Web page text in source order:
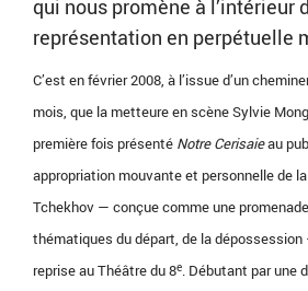
qui nous promène à l’intérieur
représentation en perpétuelle
C’est en février 2008, à l’issue d’un
mois, que la metteure en scène Sylvie
première fois présenté Notre Cerisaieau
appropriation mouvante et personnelle de la
Tchekhov — conçue comme une
thématiques du départ, de la dépossession
reprise au Théâtre du 8e. Débutant par une